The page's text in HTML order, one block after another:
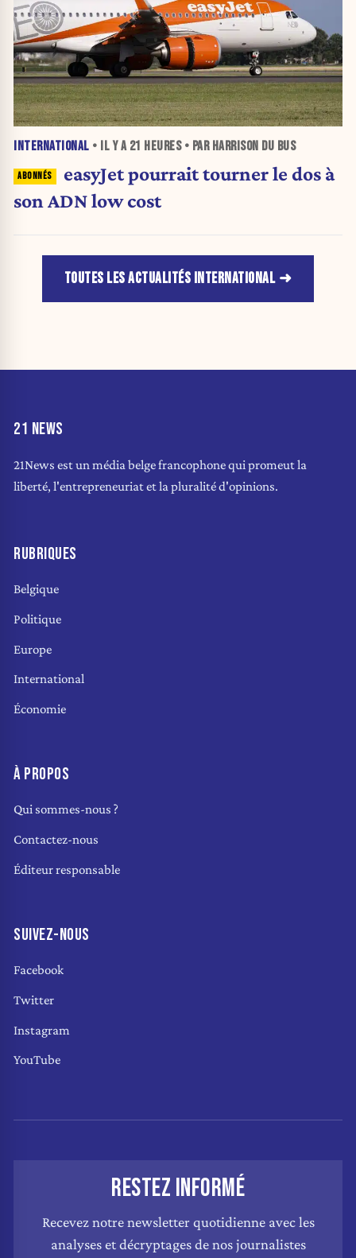
INTERNATIONAL • IL Y A 21 HEURES• PAR HARRISON DU BUS
easyJet pourrait tourner le dos à
son ADN low cost
TOUTES LES ACTUALITÉS INTERNATIONAL
21 NEWS
21News est un média belge francophone qui promeut la
liberté, l'entrepreneuriat et la pluralité d'opinions.
RUBRIQUES
Belgique
Politique
Europe
International
Économie
À PROPOS
Qui sommes-nous ?
Contactez-nous
Éditeur responsable
SUIVEZ-NOUS
Facebook
Twitter
Instagram
YouTube
RESTEZ INFORMÉ
Recevez notre newsletter quotidienne avec les
analyses et décryptages de nos journalistes